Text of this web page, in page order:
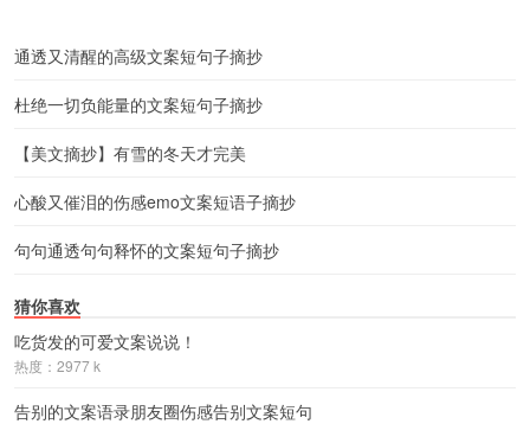
通透又清醒的高级文案短句子摘抄
杜绝一切负能量的文案短句子摘抄
【美文摘抄】有雪的冬天才完美
心酸又催泪的伤感emo文案短语子摘抄
句句通透句句释怀的文案短句子摘抄
猜你喜欢
吃货发的可爱文案说说！
热度：2977 k
告别的文案语录朋友圈伤感告别文案短句